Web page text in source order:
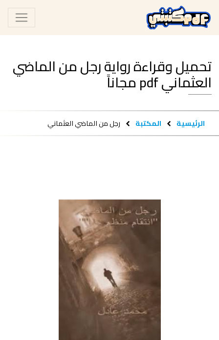
تحميل وقراءة رواية رجل من الماضي
العثماني pdf مجاناً
الرئيسية المكتبة رجل من الماضي العثماني